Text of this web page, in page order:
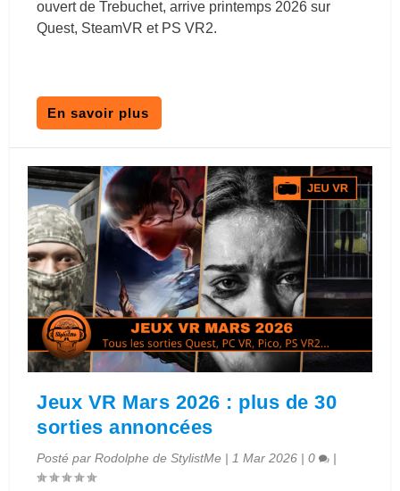
ouvert de Trebuchet, arrive printemps 2026 sur
Quest, SteamVR et PS VR2.
En savoir plus
Jeux VR Mars 2026 : plus de 30
sorties annoncées
Posté parRodolphe de StylistMe |1 Mar 2026 |0 |